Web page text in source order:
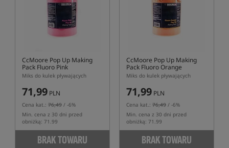
CcMoore Pop Up Making
Pack Fluoro Pink
Miks do kulek pływających
71,99 PLN
Cena kat.: 76,49 / -6%
Min. cena z 30 dni przed
obniżką: 71.99
BRAK TOWARU
CcMoore Pop Up Making
Pack Fluoro Orange
Miks do kulek pływających
71,99 PLN
Cena kat.: 76,49 / -6%
Min. cena z 30 dni przed
obniżką: 71.99
BRAK TOWARU